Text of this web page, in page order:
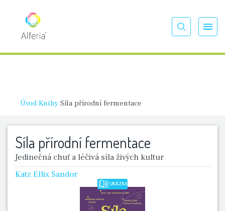
Úvod Knihy Síla přírodní fermentace
Síla přírodní fermentace
Jedinečná chuť a léčivá síla živých kultur
Katz Ellix Sandor